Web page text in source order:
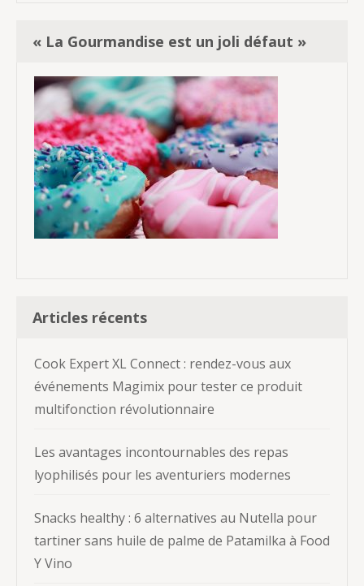
« La Gourmandise est un joli défaut »
Articles récents
Cook Expert XL Connect : rendez-vous aux
événements Magimix pour tester ce produit
multifonction révolutionnaire
Les avantages incontournables des repas
lyophilisés pour les aventuriers modernes
Snacks healthy : 6 alternatives au Nutella pour
tartiner sans huile de palme de Patamilka à Food
Y Vino